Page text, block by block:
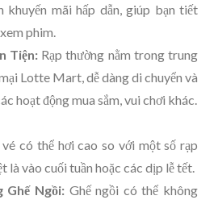
khuyến mãi hấp dẫn, giúp bạn tiết
phim.
Tiện:Rạp thường nằm trong trung
Lotte Mart, dễ dàng di chuyển và
hoạt động mua sắm, vui chơi khác.
có thể hơi cao so với một số rạp
là vào cuối tuần hoặc các dịp lễ tết.
Ghế Ngồi:Ghế ngồi có thể không